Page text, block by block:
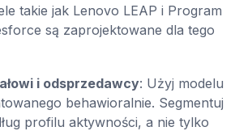
takie jak Lenovo LEAP i Program
są zaprojektowane dla tego
i odsprzedawcy: Użyj modelu
behawioralnie. Segmentuj
profilu aktywności, a nie tylko